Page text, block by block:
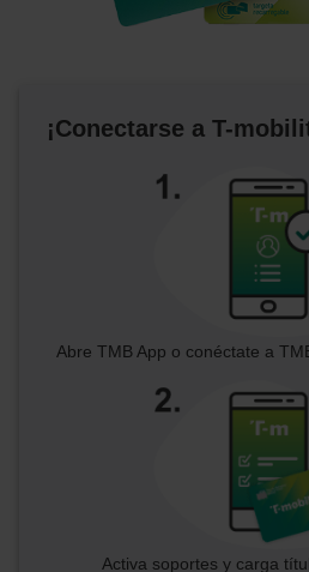
¡Conectarse a T-
Abre TMB App o conéctate a
Activa soportes y carga